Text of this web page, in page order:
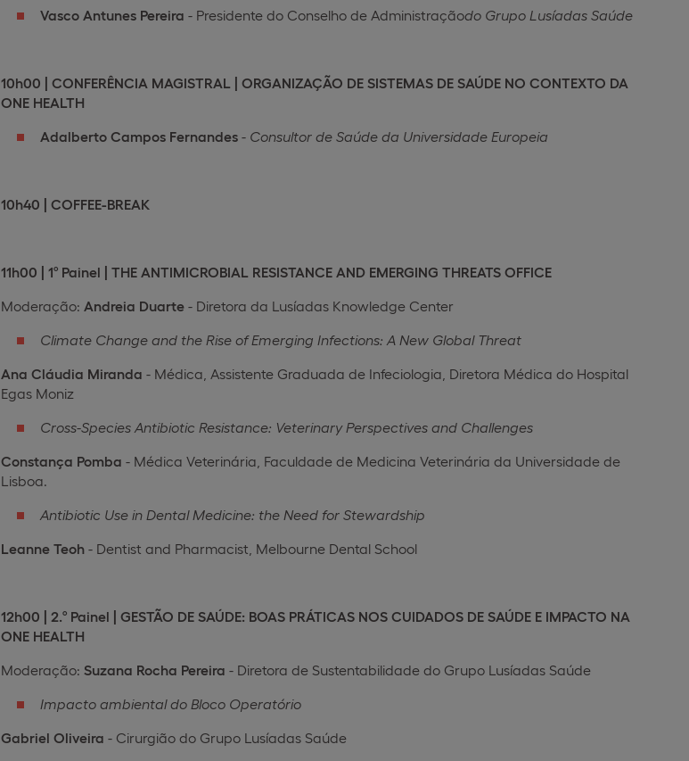
Vasco Antunes Pereira - Presidente do Conselho de Administraçãodo Grupo Lusíadas Saúde
10h00 | CONFERÊNCIA MAGISTRAL | ORGANIZAÇÃO DE SISTEMAS DE SAÚDE NO CONTEXTO DA
ONE HEALTH
Adalberto Campos Fernandes- Consultor de Saúde da Universidade Europeia
10h40 | COFFEE-BREAK
11h00 | 1º Painel | THE ANTIMICROBIAL RESISTANCE AND EMERGING THREATS OFFICE
Moderação: Andreia Duarte- Diretora da Lusíadas Knowledge Center
Climate Change and the Rise of Emerging Infections: A New Global Threat
Ana Cláudia Miranda - Médica, Assistente Graduada de Infeciologia, Diretora Médica do Hospital
Egas Moniz
Cross-Species Antibiotic Resistance: Veterinary Perspectives and Challenges
Constança Pomba - Médica Veterinária, Faculdade de Medicina Veterinária da Universidade de
Lisboa.
Antibiotic Use in Dental Medicine: the Need for Stewardship
Leanne Teoh- Dentist and Pharmacist, Melbourne Dental School
12h00 | 2.º Painel | GESTÃO DE SAÚDE: BOAS PRÁTICAS NOS CUIDADOS DE SAÚDE E IMPACTO NA
ONE HEALTH
Moderação: Suzana Rocha Pereira - Diretora de Sustentabilidade do Grupo Lusíadas Saúde
Impacto ambiental do Bloco Operatório
Gabriel Oliveira - Cirurgião do Grupo Lusíadas Saúde